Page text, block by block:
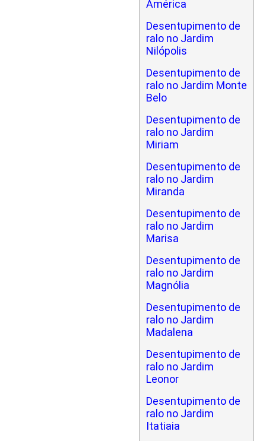
América
Desentupimento de
ralo no Jardim
Nilópolis
Desentupimento de
ralo no Jardim Monte
Belo
Desentupimento de
ralo no Jardim
Miriam
Desentupimento de
ralo no Jardim
Miranda
Desentupimento de
ralo no Jardim
Marisa
Desentupimento de
ralo no Jardim
Magnólia
Desentupimento de
ralo no Jardim
Madalena
Desentupimento de
ralo no Jardim
Leonor
Desentupimento de
ralo no Jardim
Itatiaia